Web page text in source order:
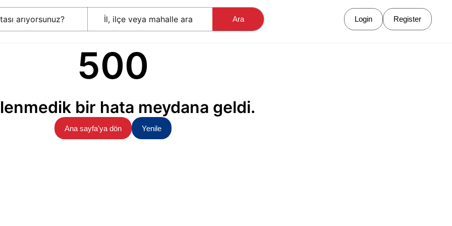
Ara Login Register
500
bir hata meydana geldi.
Ana sayfa'ya dön Yenile